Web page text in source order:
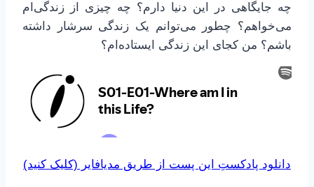
چه جایگاهی در این دنیا دارم؟ چه چیزی از زندگی‌ام
می‌خواهم؟ چطور می‌توانم یک زندگی سرشار داشته
باشم؟ من کجای این زندگی ایستاده‌ام؟
دانلود پادکستِ این پست از طریق مدیافایر (کلیک کنید)